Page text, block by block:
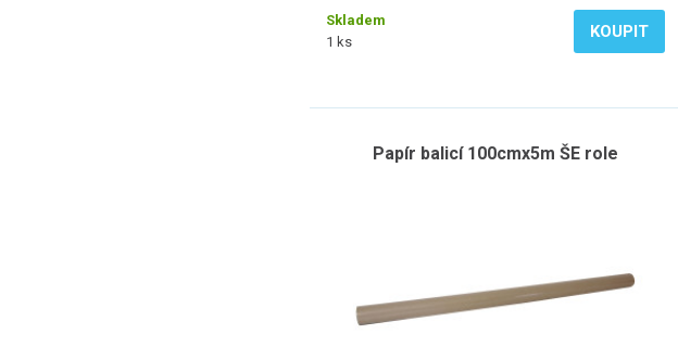
Skladem
1 ks
KOUPIT
Papír balicí 100cmx5m ŠE role